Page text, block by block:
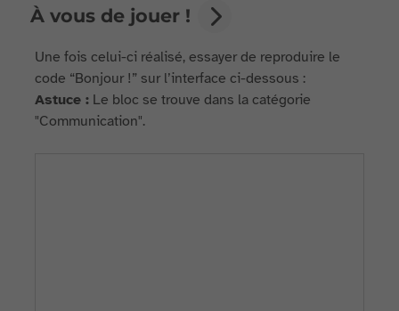
À vous de jouer !
Une fois celui-ci réalisé, essayer de reproduire le
code “Bonjour !” sur l’interface ci-dessous :
Astuce : Le bloc se trouve dans la catégorie
"Communication".